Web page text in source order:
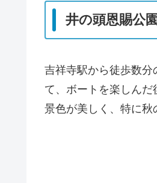
井の頭恩賜公
吉祥寺駅から徒歩数分
て、ボートを楽しん
景色が美しく、特に秋